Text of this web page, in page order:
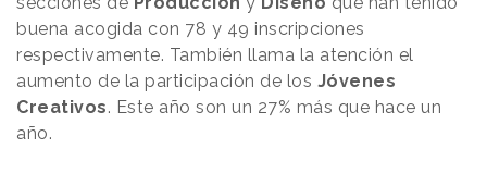
buena acogida con 78 y 49 inscripciones
respectivamente. También llama la atención el
aumento de la participación de los Jóvenes
Creativos. Este año son un 27% más que hace un
año.